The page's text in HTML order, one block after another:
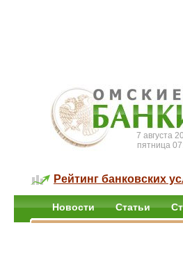
7 августа
пятница
Рейтинг банковских
Новости Статьи